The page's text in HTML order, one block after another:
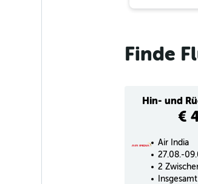
Finde
Hin- und
€
Air India
27.08.-
2